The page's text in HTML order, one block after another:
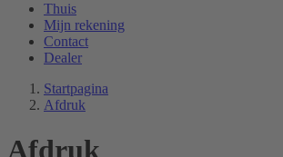
Thuis
Mijn rekening
Contact
Dealer
Startpagina
Afdruk
Afdruk